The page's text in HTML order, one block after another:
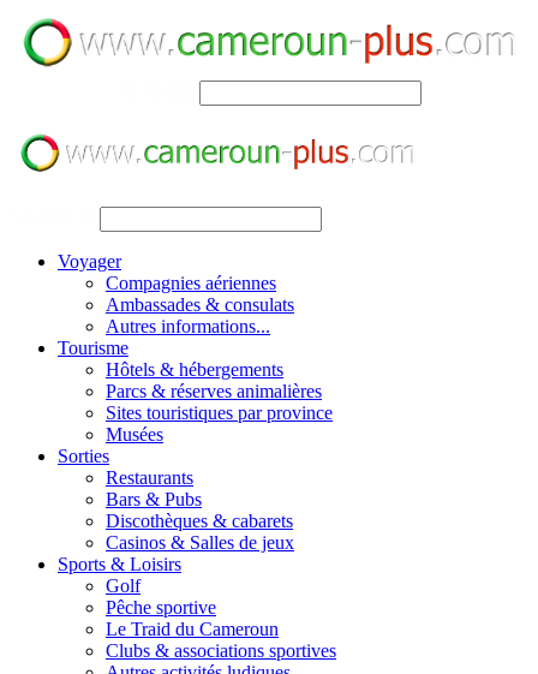
Voyager
Compagnies aériennes
Ambassades & consulats
Autres informations...
Tourisme
Hôtels & hébergements
Parcs & réserves animalières
Sites touristiques par province
Musées
Sorties
Restaurants
Bars & Pubs
Discothèques & cabarets
Casinos & Salles de jeux
Sports & Loisirs
Golf
Pêche sportive
Le Traid du Cameroun
Clubs & associations sportives